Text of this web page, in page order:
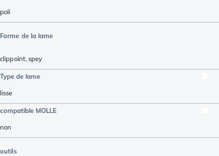
poli
Forme de la lame
clippoint,spey
Type de lame
lisse
compatible MOLLE
non
outils